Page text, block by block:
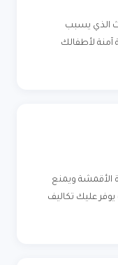
الذي يسبب
لأطفالك
الأقمشة ويمنع
عليك تكاليف